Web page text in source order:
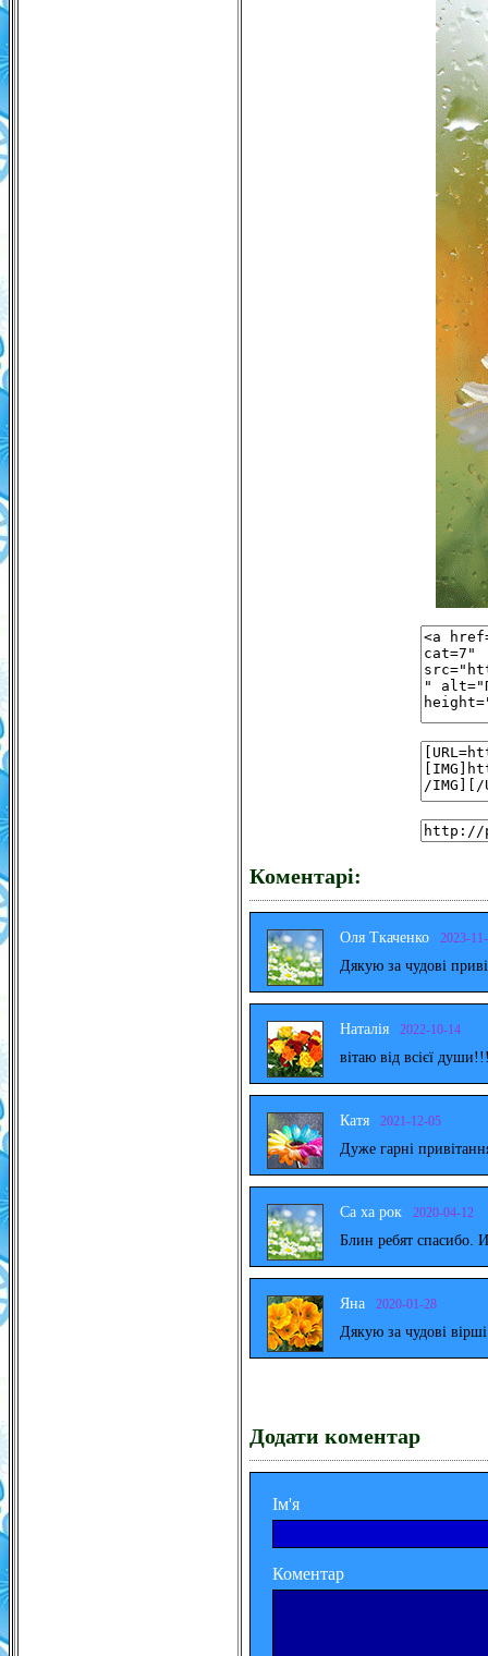
Коментарі:
Оля Ткаченко 2023-
Дякую за чудові
Наталія 2022-10-14
вітаю від всієї
Катя 2021-12-05
Дуже гарні
Са ха рок 2020-04-12
Блин ребят спасибо.
Яна 2020-01-28
Дякую за чудові
Додати коментар
Ім'я
Коментар